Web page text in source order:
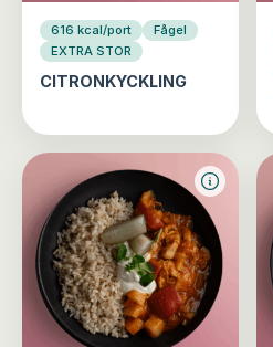
616 kcal/port
Fågel
EXTRA STOR
CITRONKYCKLING